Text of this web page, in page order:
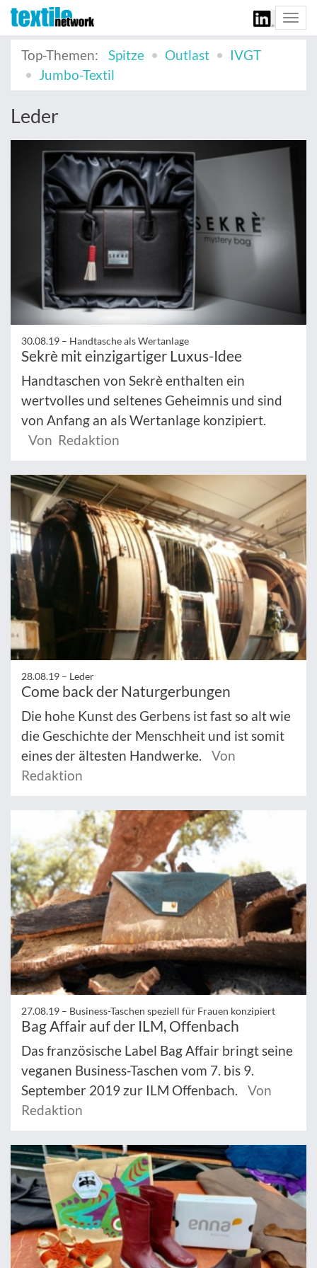
Top-Themen:
Spitze Outlast
IVGT
Jumbo-Textil
Leder
30.08.19 – Handtasche als Wertanlage
Sekrè mit einzigartiger Luxus-Idee
Handtaschen von Sekrè enthalten ein
wertvolles und seltenes Geheimnis und sind
von Anfang an als Wertanlage konzipiert.
Von Redaktion
28.08.19 – Leder
Come back der Naturgerbungen
Die hohe Kunst des Gerbens ist fast so alt wie
die Geschichte der Menschheit und ist somit
eines der ältesten Handwerke.
Von
Redaktion
27.08.19 – Business-Taschen speziell für Frauen konzipiert
Bag Affair auf der ILM, Offenbach
Das französische Label Bag Affair bringt seine
veganen Business-Taschen vom 7. bis 9.
September 2019 zur ILM Offenbach.
Von
Redaktion